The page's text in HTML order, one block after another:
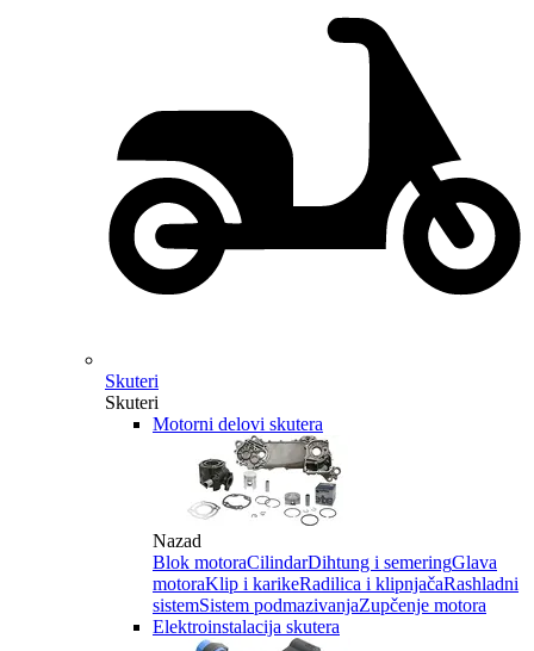
Skuteri
Skuteri
Motorni delovi skutera
Nazad
Blok motoraCilindarDihtung i semeringGlava
motoraKlip i karikeRadilica i klipnjačaRashladni
sistemSistem podmazivanjaZupčenje motora
Elektroinstalacija skutera